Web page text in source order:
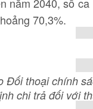
70,3%.
Đối thoại chính
chi trả đối với